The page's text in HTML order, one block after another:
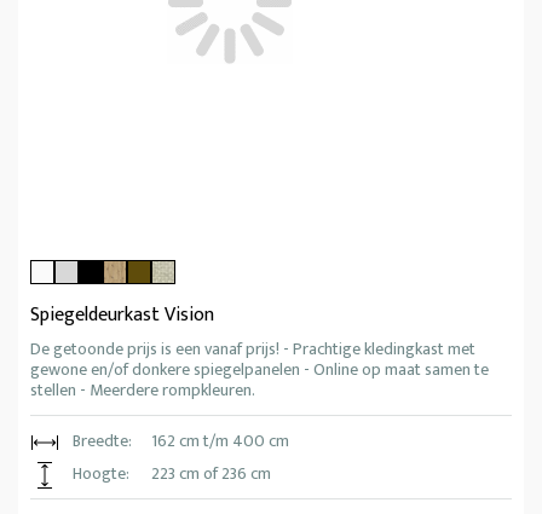
Spiegeldeurkast Vision
De getoonde prijs is een vanaf prijs! - Prachtige kledingkast met
gewone en/of donkere spiegelpanelen - Online op maat samen te
stellen - Meerdere rompkleuren.
Breedte:
162 cm t/m 400 cm
Hoogte:
223 cm of 236 cm